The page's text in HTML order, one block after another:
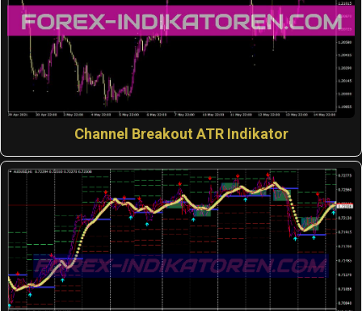
Channel Breakout ATR Indikator